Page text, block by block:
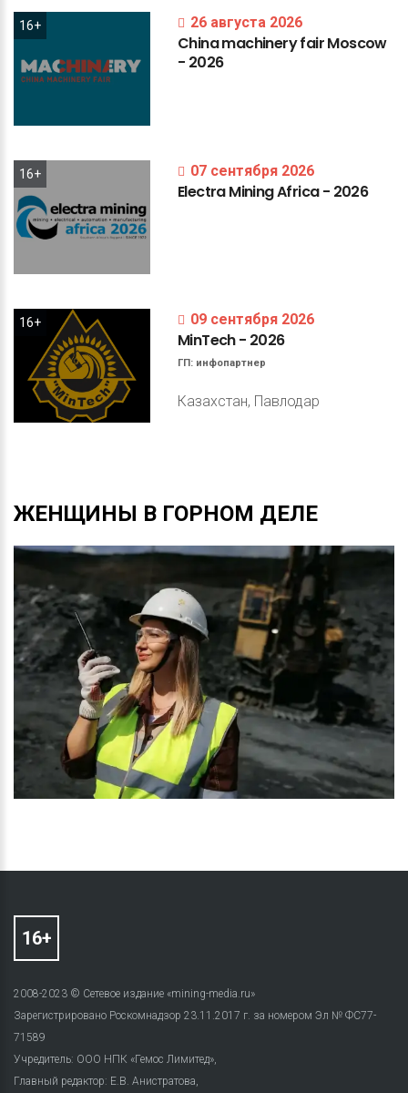
16+ 26 августа 2026
ChinamachineryfairMoscow
- 2026
16+ 07 сентября 2026
ElectraMiningAfrica- 2026
16+ 09 сентября 2026
MinTech- 2026
ГП: инфопартнер
Казахстан, Павлодар
ЖЕНЩИНЫ В ГОРНОМ ДЕЛЕ
2008-2023 © Сетевое издание «mining-media.ru»
Зарегистрировано Роскомнадзор 23.11.2017 г. за номером Эл № ФС77-
71589
Учредитель: ООО НПК «Гемос Лимитед»,
Главный редактор: Е.В. Анистратова,